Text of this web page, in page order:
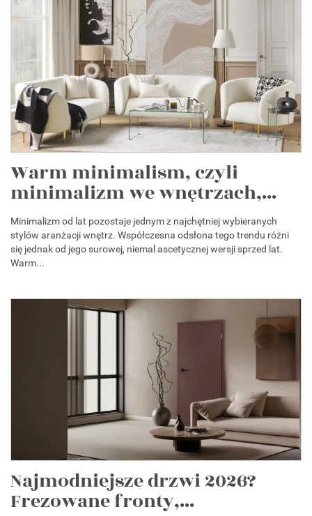
Warm minimalism, czyli
minimalizm we wnętrzach,...
Minimalizm od lat pozostaje jednym z najchętniej wybieranych
stylów aranżacji wnętrz. Współczesna odsłona tego trendu różni
się jednak od jego surowej, niemal ascetycznej wersji sprzed lat.
Warm...
Najmodniejsze drzwi 2026?
Frezowane fronty,...